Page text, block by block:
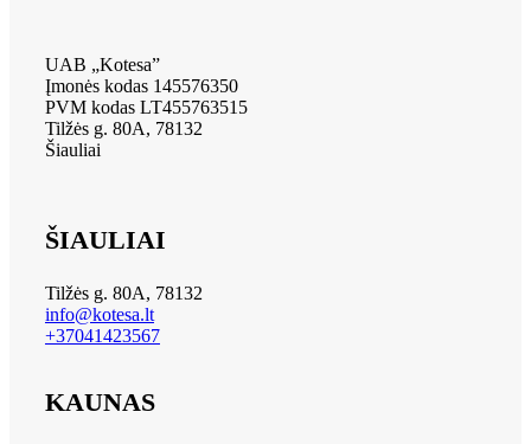
UAB „Kotesa”
Įmonės kodas 145576350
PVM kodas LT455763515
Tilžės g. 80A, 78132
Šiauliai
ŠIAULIAI
Tilžės g. 80A, 78132
info@kotesa.lt
+37041423567
KAUNAS